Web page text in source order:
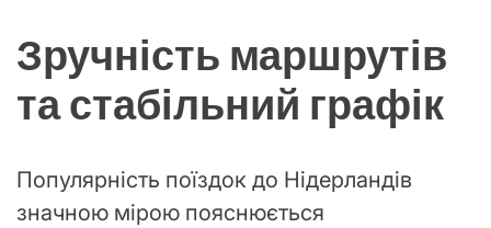
Зручність маршрутів
та стабільний графік
Популярність поїздок до Нідерландів
значною мірою пояснюється